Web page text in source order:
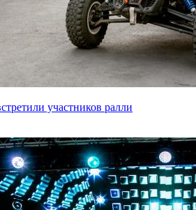
участников ралли